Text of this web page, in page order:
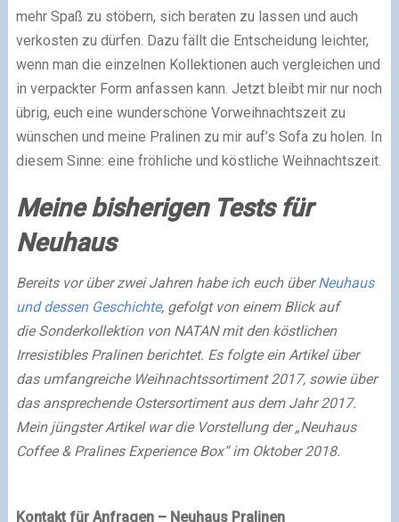
mehr Spaß zu stöbern, sich beraten zu lassen und auch
verkosten zu dürfen. Dazu fällt die Entscheidung leichter,
wenn man die einzelnen Kollektionen auch vergleichen und
in verpackter Form anfassen kann. Jetzt bleibt mir nur noch
übrig, euch eine wunderschöne Vorweihnachtszeit zu
wünschen und meine Pralinen zu mir auf’s Sofa zu holen. In
diesem Sinne: eine fröhliche und köstliche Weihnachtszeit.
Meine bisherigen Tests für
Neuhaus
Bereits vor über zwei Jahren habe ich euch überNeuhaus
und dessen Geschichte, gefolgt von einem Blick auf
die Sonderkollektion von NATAN mit den köstlichen
Irresistibles Pralinen berichtet. Es folgte ein Artikel über
das umfangreiche Weihnachtssortiment 2017, sowie über
das ansprechende Ostersortiment aus dem Jahr 2017.
Mein jüngster Artikel war die Vorstellung der „Neuhaus
Coffee & Pralines Experience Box“ im Oktober 2018.
Kontakt für Anfragen – Neuhaus Pralinen